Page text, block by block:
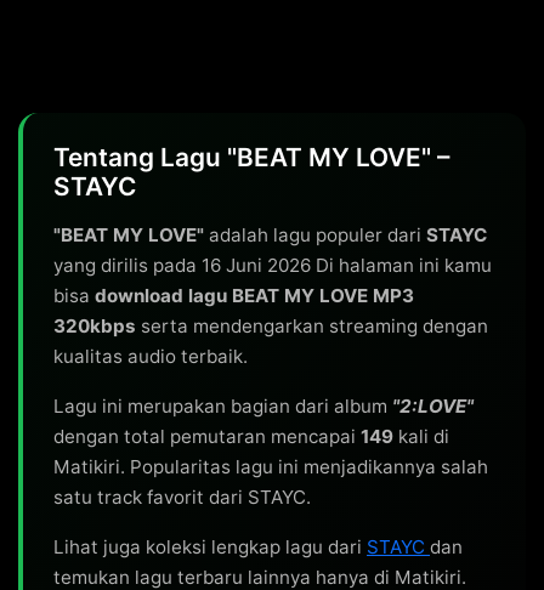
Tentang Lagu "BEAT MY LOVE" –
STAYC
"BEAT MY LOVE" adalah lagu populer dari STAYC
yang dirilis pada 16 Juni 2026 Di halaman ini kamu
bisa download lagu BEAT MY LOVE MP3
320kbps serta mendengarkan streaming dengan
kualitas audio terbaik.
Lagu ini merupakan bagian dari album "2:LOVE"
dengan total pemutaran mencapai 149 kali di
Matikiri. Popularitas lagu ini menjadikannya salah
satu track favorit dari STAYC.
Lihat juga koleksi lengkap lagu dari STAYC dan
temukan lagu terbaru lainnya hanya di Matikiri.